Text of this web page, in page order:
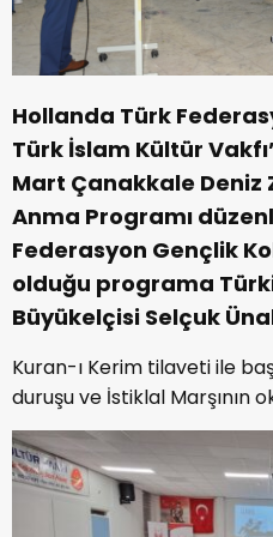
Hollanda Türk
Türk İslam Kültür
Mart Çanakkale Deniz
Anma Programı
Federasyon Gençlik
olduğu programa
Büyükelçisi Selçuk
Kuran-ı Kerim tilaveti ile
duruşu ve İstiklal Marşının